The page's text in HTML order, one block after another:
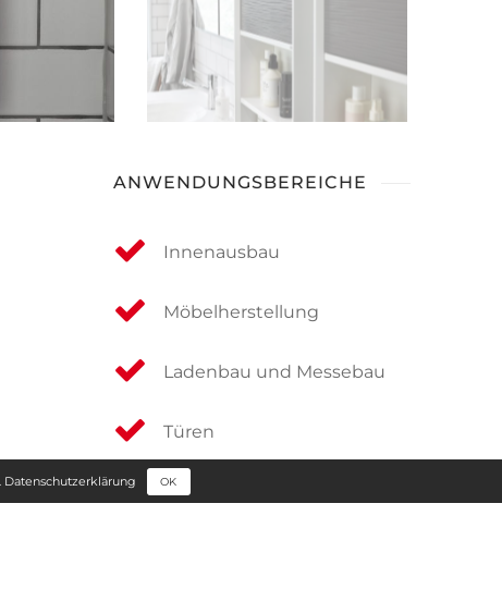
ANWENDUNGSBEREICHE
Innenausbau
Möbelherstellung
Ladenbau und Messebau
Türen
Datenschutzerklärung OK